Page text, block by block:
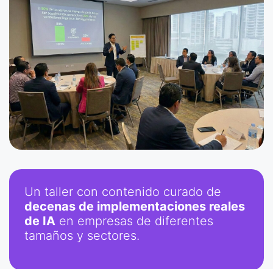
Un taller con contenido curado de
decenas de implementaciones reales
de IA en empresas de diferentes
tamaños y sectores.